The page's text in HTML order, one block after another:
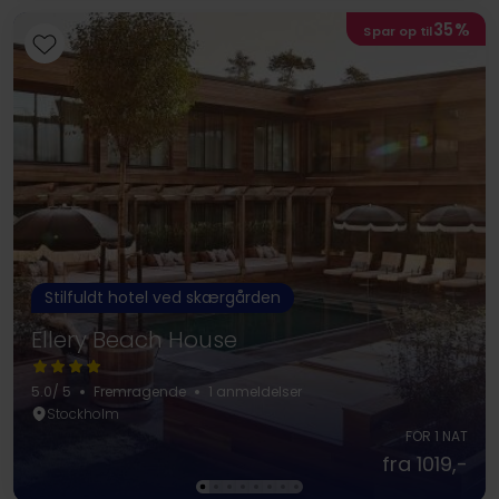
Spar op til35%
Stilfuldt hotel ved skærgården
Ellery Beach House
5.0/ 5 Fremragende
1 anmeldelser
Stockholm
FOR 1 NAT
fra 1019,-